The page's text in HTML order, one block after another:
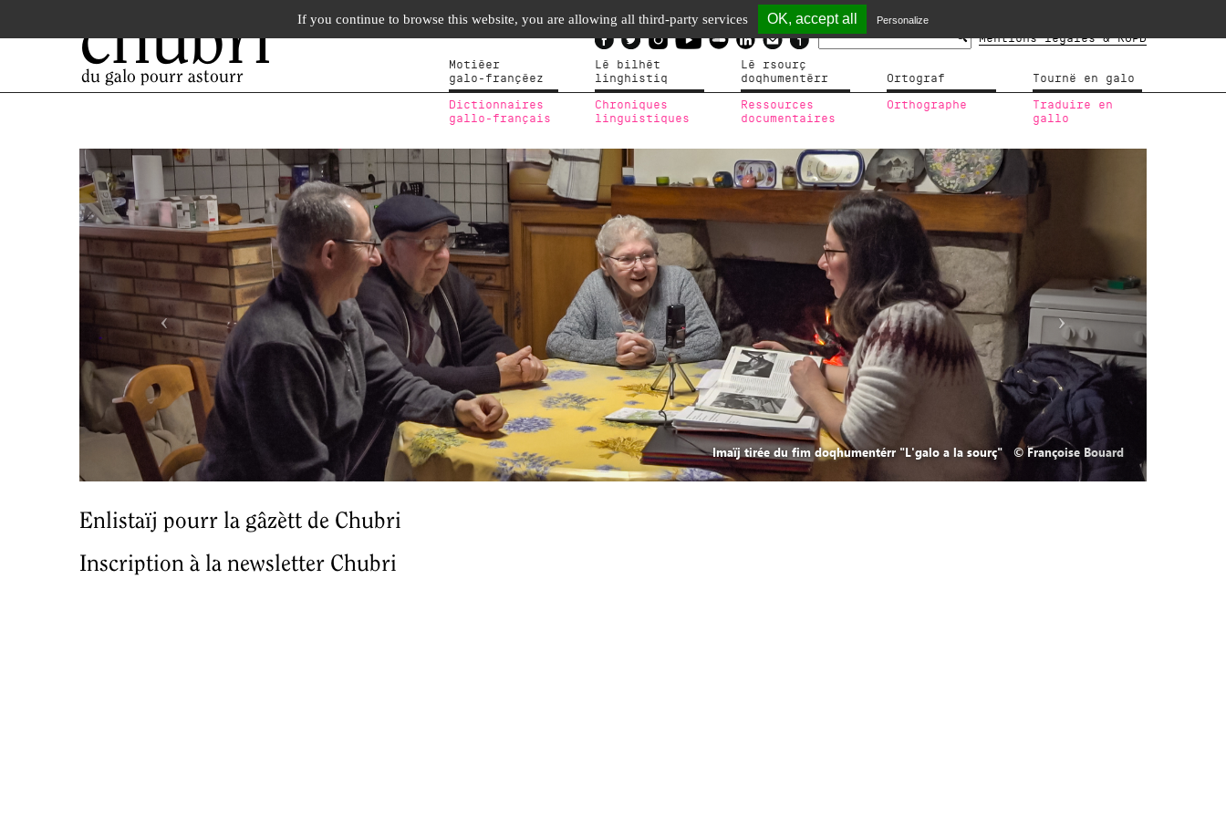
chubri
du galo pourr astourr
Mentions légales & RGPD
Motiéer
galo-françéez
Lé bilhèt
linghistiq
Lé rsourç
doqhumentérr
Ortograf Tournë en galo
Dictionnaires
gallo-français
Chroniques
linguistiques
Ressources
documentaires
Orthographe
Traduire en
gallo
Imaïj tirée du fim doqhumentérr "L'galo a la sourç" © Françoise Bouard
Enlistaïj pourr la gâzètt de Chubri
Inscription à la newsletter Chubri
If you continue to browse this website, you are allowing all third-party services OK, accept all Personalize